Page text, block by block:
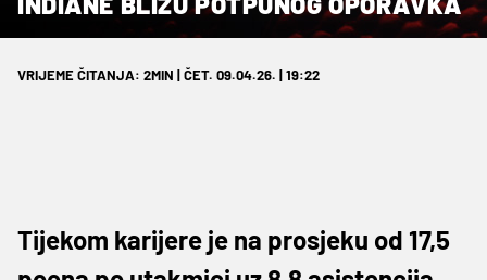
VRIJEME ČITANJA: 2MIN | ČET. 09.04.26. | 19:22
Tijekom karijere je na prosjeku od 17,5